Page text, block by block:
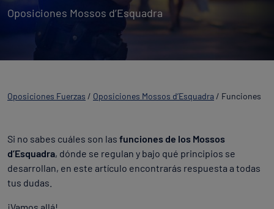
Oposiciones Mossos d’Esquadra
Oposiciones Fuerzas / Oposiciones Mossos d’Esquadra / Funciones
Si no sabes cuáles son las funciones de los Mossos
d’Esquadra, dónde se regulan y bajo qué principios se
desarrollan, en este artículo encontrarás respuesta a todas
tus dudas.